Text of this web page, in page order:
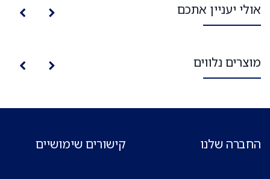
אולי יעניין אתכם
מוצרים נלווים
החברה שלנו קישורים שימושיים